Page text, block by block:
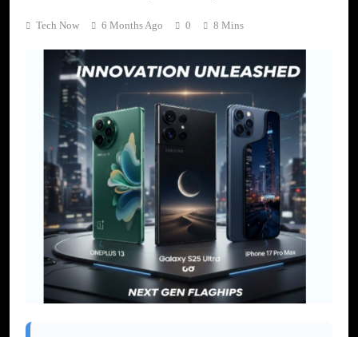
Tech Now 6 Months Ago 0 8 Mins